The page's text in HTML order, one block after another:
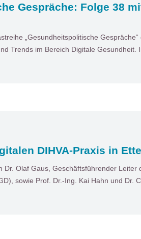
Gespräche: Folge 38
„Gesundheitspolitische
Trends im Bereich Digitale Gesundheit.
DIHVA-Praxis in
Dr. Olaf Gaus, Geschäftsführender Leiter
sowie Prof. Dr.-Ing. Kai Hahn und Dr.